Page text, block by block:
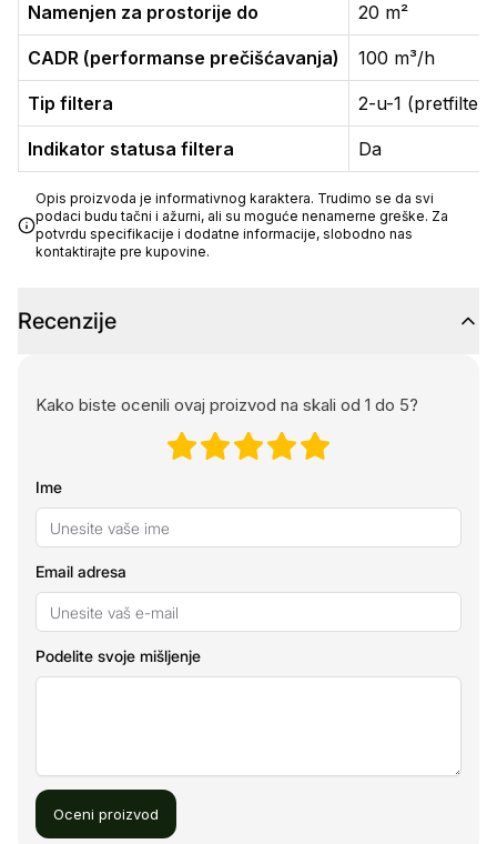
Namenjen za prostorije do 20 m²
CADR (performanse prečišćavanja) 100 m³/h
Tip filtera 2-u-1 (pretfilter
Indikator statusa filtera Da
Opis proizvoda je informativnog karaktera. Trudimo se da svi
podaci budu tačni i ažurni, ali su moguće nenamerne greške. Za
potvrdu specifikacije i dodatne informacije, slobodno nas
kontaktirajte pre kupovine.
Recenzije
Kako biste ocenili ovaj proizvod na skali od 1 do 5?
Ime
Email adresa
Podelite svoje mišljenje
Oceni proizvod